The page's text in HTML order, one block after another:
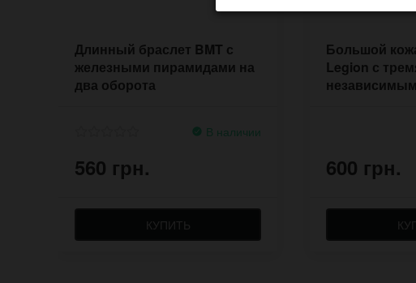
Длинный браслет BMT с
железными пирамидами на
два оборота
В наличии
560 грн.
КУПИТЬ
Большой
Legion с
600 грн.